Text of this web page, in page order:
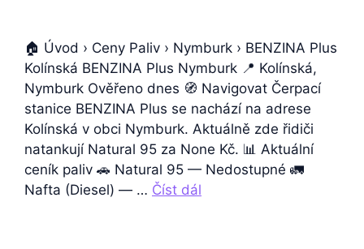
🏠 Úvod › Ceny Paliv › Nymburk › BENZINA Plus
Kolínská BENZINA Plus Nymburk 📍 Kolínská,
Nymburk Ověřeno dnes 🧭 Navigovat Čerpací
stanice BENZINA Plus se nachází na adrese
Kolínská v obci Nymburk. Aktuálně zde řidiči
natankují Natural 95 za None Kč. 📊 Aktuální
ceník paliv 🚗 Natural 95 — Nedostupné 🚛
Nafta (Diesel) — … Číst dál